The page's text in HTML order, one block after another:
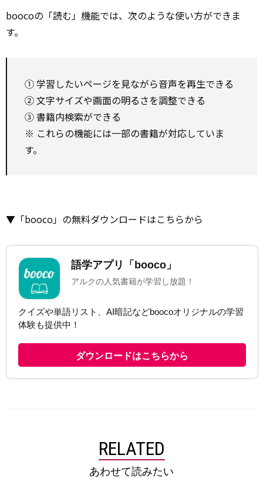
boocoの「読む」 機能では、次のような使い方ができま
す。
① 学習したいページを見ながら音声を再生できる
② 文字サイズや画面の明るさを調整できる
③ 書籍内検索ができる
※ これらの機能には一部の書籍が対応していま
す。
▼「booco」の無料ダウンロードはこちらから
RELATED
あわせて読みたい